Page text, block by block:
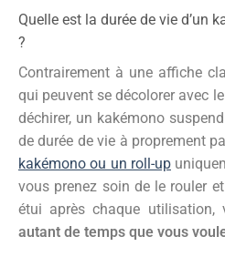
Quelle est la durée de vie d’un
?
Contrairement à une affiche
qui peuvent se décolorer avec
déchirer, un kakémono
de durée de vie à proprement
kakémono ou un roll-up
vous prenez soin de le rouler
étui après chaque utilisation,
autant de temps que vous